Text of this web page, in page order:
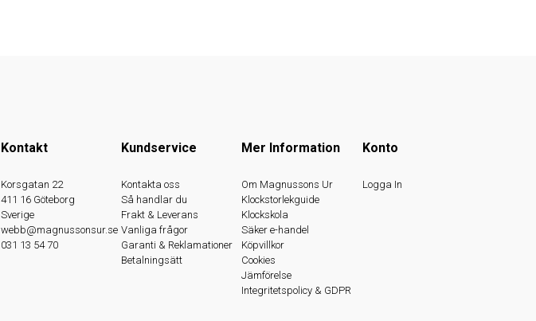
Kontakt
Korsgatan 22
411 16 Göteborg
Sverige
webb@magnussonsur.se
031 13 54 70
Kundservice
Kontakta oss
Så handlar du
Frakt & Leverans
Vanliga frågor
Garanti & Reklamationer
Betalningsätt
Mer Information
Om Magnussons Ur
Klockstorlekguide
Klockskola
Säker e-handel
Köpvillkor
Cookies
Jämförelse
Integritetspolicy & GDPR
Konto
Logga In